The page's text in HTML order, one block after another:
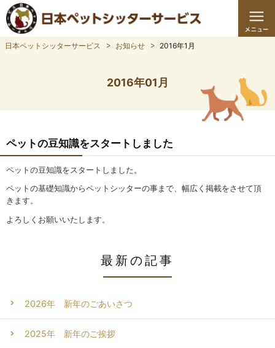
日本ペットシッターサービス お知らせ 2016年1月
2016年01月
ペットの豆知識をスタートしました
ペットの豆知識をスタートしました。
ペットの基礎知識からペットシッターの事まで、幅広く掲載をさせて頂
きます。
よろしくお願いいたします。
最新の記事
2026年 新年のごあいさつ
2025年 新年のご挨拶